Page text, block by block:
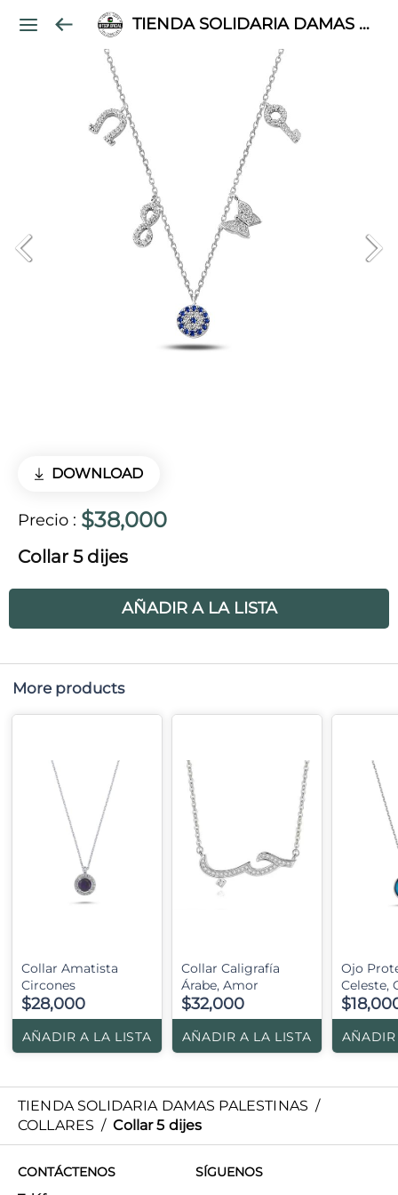
TIENDA SOLIDARIA DAMAS PALESTINAS
DOWNLOAD
Precio : $38,000
Collar 5 dijes
AÑADIR A LA LISTA
More products
Collar Amatista
Circones
$28,000
AÑADIR A LA LISTA
Collar Caligrafía
Árabe, Amor
$32,000
AÑADIR A LA LISTA
Ojo
Celeste,
TIENDA SOLIDARIA DAMAS PALESTINAS /
COLLARES / Collar 5 dijes
CONTÁCTENOS
SÍGUENOS